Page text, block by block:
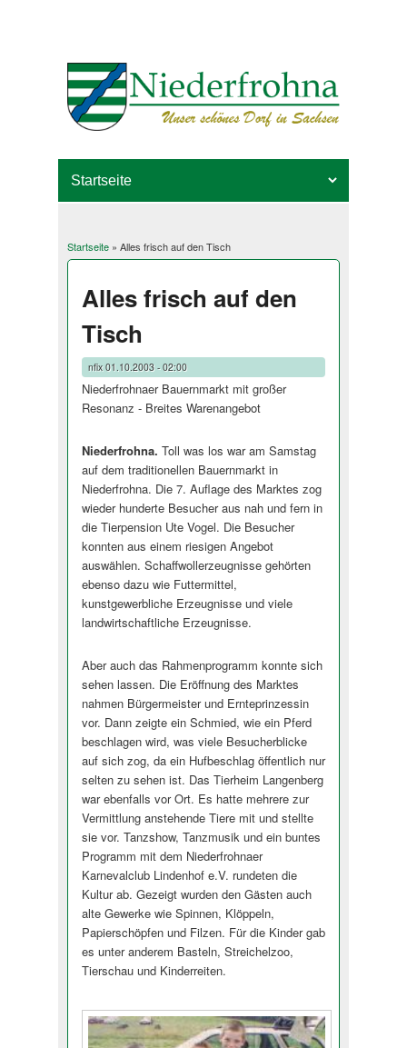
Sie sind hier
Startseite» Alles frisch auf den Tisch
Alles frisch auf den
Tisch
nfix01.10.2003 - 02:00
Niederfrohnaer Bauernmarkt mit großer
Resonanz - Breites Warenangebot
Niederfrohna. Toll was los war am Samstag
auf dem traditionellen Bauernmarkt in
Niederfrohna. Die 7. Auflage des Marktes zog
wieder hunderte Besucher aus nah und fern in
die Tierpension Ute Vogel. Die Besucher
konnten aus einem riesigen Angebot
auswählen. Schaffwollerzeugnisse gehörten
ebenso dazu wie Futtermittel,
kunstgewerbliche Erzeugnisse und viele
landwirtschaftliche Erzeugnisse.
Aber auch das Rahmenprogramm konnte sich
sehen lassen. Die Eröffnung des Marktes
nahmen Bürgermeister und Ernteprinzessin
vor. Dann zeigte ein Schmied, wie ein Pferd
beschlagen wird, was viele Besucherblicke
auf sich zog, da ein Hufbeschlag öffentlich nur
selten zu sehen ist. Das Tierheim Langenberg
war ebenfalls vor Ort. Es hatte mehrere zur
Vermittlung anstehende Tiere mit und stellte
sie vor. Tanzshow, Tanzmusik und ein buntes
Programm mit dem Niederfrohnaer
Karnevalclub Lindenhof e.V. rundeten die
Kultur ab. Gezeigt wurden den Gästen auch
alte Gewerke wie Spinnen, Klöppeln,
Papierschöpfen und Filzen. Für die Kinder gab
es unter anderem Basteln, Streichelzoo,
Tierschau und Kinderreiten.